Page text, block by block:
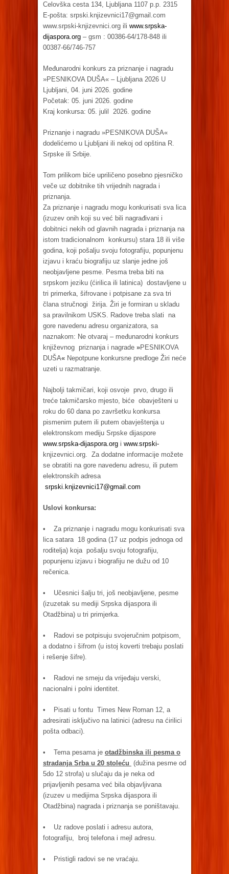
Celovška cesta 134, Ljubljana 1107 p.p. 2315
E-pošta: srpski.knjizevnici17@gmail.com
www.srpski-knjizevnici.org ili www.srpska-
dijaspora.org – gsm : 00386-64/178-848 ili
00387-66/746-757
Međunarodni konkurs za priznanje i nagradu
»PESNIKOVA DUŠA« – Ljubljana 2026 U
Ljubljani, 04. juni 2026. godine
Početak: 05. juni 2026. godine
Kraj konkursa: 05. julil 2026. godine
Priznanje i nagradu »PESNIKOVA DUŠA«
dodelićemo u Ljubljani ili nekoj od opština R.
Srpske ili Srbije.
Tom prilikom biće upriličeno posebno pjesničko
veče uz dobitnike tih vrijednih nagrada i
priznanja.
Za priznanje i nagradu mogu konkurisati sva lica
(izuzev onih koji su već bili nagrađivani i
dobitnici nekih od glavnih nagrada i priznanja na
istom tradicionalnom konkursu) stara 18 ili više
godina, koji pošalju svoju fotografiju, popunjenu
izjavu i kraću biografiju uz slanje jedne još
neobjavljene pesme. Pesma treba biti na
srpskom jeziku (ćirilica ili latinica) dostavljene u
tri primerka, šifrovane i potpisane za sva tri
člana stručnogi žirija. Žiri je formiran u skladu
sa pravilnikom USKS. Radove treba slati na
gore navedenu adresu organizatora, sa
naznakom: Ne otvaraj – međunarodni konkurs
književnog priznanja i nagrade »PESNIKOVA
DUŠA« Nepotpune konkursne predloge Žiri neće
uzeti u razmatranje.
Najbolji takmičari, koji osvoje prvo, drugo ili
treće takmičarsko mjesto, biće obavješteni u
roku do 60 dana po završetku konkursa
pismenim putem ili putem obavještenja u
elektronskom mediju Srpske dijaspore
www.srpska-dijaspora.org i www.srpski-
knjizevnici.org. Za dodatne informacije možete
se obratiti na gore navedenu adresu, ili putem
elektronskih adresa
srpski.knjizevnici17@gmail.com
Uslovi konkursa:
• Za priznanje i nagradu mogu konkurisati sva
lica satara 18 godina (17 uz podpis jednoga od
roditelja) koja pošalju svoju fotografiju,
popunjenu izjavu i biografiju ne dužu od 10
rečenica.
• Učesnici šalju tri, još neobjavljene, pesme
(izuzetak su mediji Srpska dijaspora ili
Otadžbina) u tri primjerka.
• Radovi se potpisuju svojeručnim potpisom,
a dodatno i šifrom (u istoj koverti trebaju poslati
i rešenje šifre).
• Radovi ne smeju da vrijeđaju verski,
nacionalni i polni identitet.
• Pisati u fontu Times New Roman 12, a
adresirati isključivo na latinici (adresu na ćirilici
pošta odbaci).
• Tema pesama je otadžbinska ili pesma o
stradanja Srba u 20 stoleću (dužina pesme od
5do 12 strofa) u slučaju da je neka od
prijavljenih pesama već bila objavljivana
(izuzev u medijima Srpska dijaspora ili
Otadžbina) nagrada i priznanja se poništavaju.
• Uz radove poslati i adresu autora,
fotografiju, broj telefona i mejl adresu.
• Pristigli radovi se ne vraćaju.